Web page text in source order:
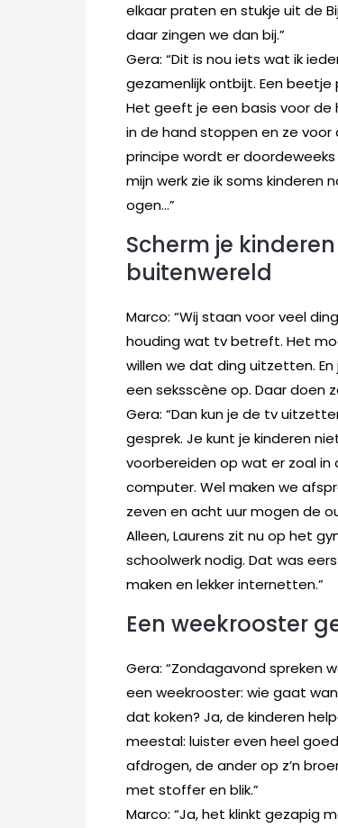
elkaar praten en stukje uit de
daar zingen we dan bij.”
Gera: “Dit is nou iets wat ik
gezamenlijk ontbijt. Een
Het geeft je een basis voor de
in de hand stoppen en ze
principe wordt er
mijn werk zie ik soms kinderen
ogen…”
Scherm je
buitenwereld
Marco: “Wij staan voor veel
houding wat tv betreft. Het
willen we dat ding uitzetten.
een seksscène op. Daar doen
Gera: “Dan kun je de tv
gesprek. Je kunt je kinderen
voorbereiden op wat er zoal
computer. Wel maken we
zeven en acht uur mogen de
Alleen, Laurens zit nu op het
schoolwerk nodig. Dat was
maken en lekker internetten.”
Een weekrooster
Gera: “Zondagavond spreken
een weekrooster: wie gaat
dat koken? Ja, de kinderen
meestal: luister even heel
afdrogen, de ander op z’n
met stoffer en blik.”
Marco: “Ja, het klinkt gezapig